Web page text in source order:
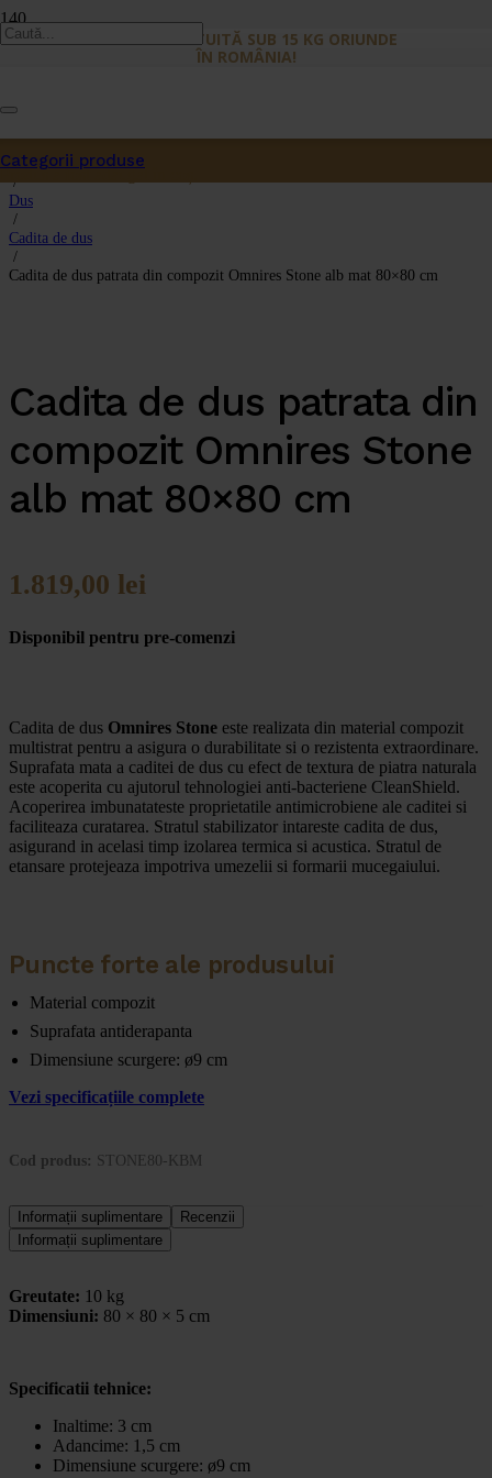
LIVRARE GRATUITĂ SUB 15 KG ORIUNDE
ÎN ROMÂNIA!
Produsa fost adăugat în coș.
Categorii produse
Prima pagină
/
Dus
/
Cadita de dus
/
Cadita de dus patrata din compozit Omnires Stone alb mat 80×80 cm
Cadita de dus patrata din
compozit Omnires Stone
alb mat 80×80 cm
1.819,00 lei
Disponibil pentru pre-comenzi
Cadita de dus Omnires Stone este realizata din material compozit
multistrat pentru a asigura o durabilitate si o rezistenta extraordinare.
Suprafata mata a caditei de dus cu efect de textura de piatra naturala
este acoperita cu ajutorul tehnologiei anti-bacteriene CleanShield.
Acoperirea imbunatateste proprietatile antimicrobiene ale caditei si
faciliteaza curatarea. Stratul stabilizator intareste cadita de dus,
asigurand in acelasi timp izolarea termica si acustica. Stratul de
etansare protejeaza impotriva umezelii si formarii mucegaiului.
Puncte forte ale produsului
Material compozit
Suprafata antiderapanta
Dimensiune scurgere: ø9 cm
Vezi specificațiile complete
Cod produs: STONE80-KBM
Informații suplimentare
Recenzii
Informații suplimentare
Greutate: 10 kg
Dimensiuni: 80 × 80 × 5 cm
Specificatii tehnice:
Inaltime: 3 cm
Adancime: 1,5 cm
Dimensiune scurgere: ø9 cm